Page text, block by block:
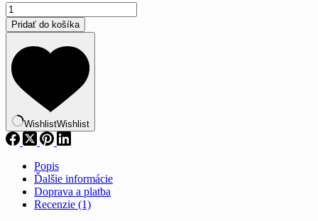
množstvo
Pyrolep-
súprava
špeciálnych
sekundových
lepidiel
Pyroaktivátor
Pridať do košíka
WishlistWishlist
Popis
Ďalšie informácie
Doprava a platba
Recenzie (1)